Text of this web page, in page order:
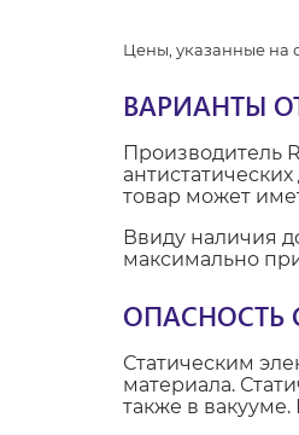
Цены, указанные на
ВАРИАНТЫ
Производитель
товар может
Ввиду наличия
максимально
ОПАСНОСТЬ
Статическим
материала.
также в